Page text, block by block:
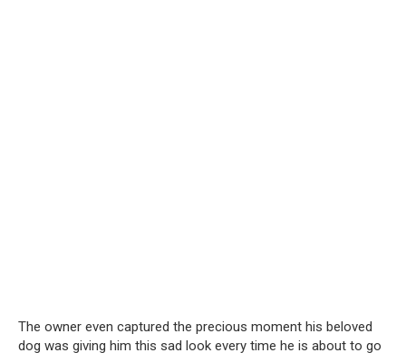
The owner even captured the precious moment his beloved
dog was giving him this sad look every time he is about to go